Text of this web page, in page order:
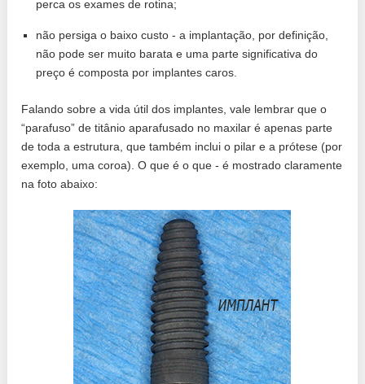
perca os exames de rotina;
não persiga o baixo custo - a implantação, por definição,
não pode ser muito barata e uma parte significativa do
preço é composta por implantes caros.
Falando sobre a vida útil dos implantes, vale lembrar que o
“parafuso” de titânio aparafusado no maxilar é apenas parte
de toda a estrutura, que também inclui o pilar e a prótese (por
exemplo, uma coroa). O que é o que - é mostrado claramente
na foto abaixo: